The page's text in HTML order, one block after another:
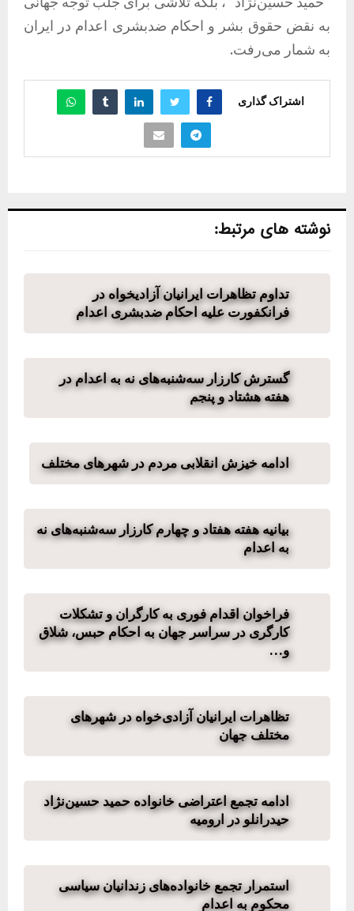
به نقض حقوق بشر و احکام ضدبشری اعدام در ایران
به شمار می‌رفت.
اشتراک گذاری
نوشته های مرتبط:
تداوم تظاهرات ایرانیان آزادیخواه در
فرانکفورت علیه احکام ضدبشری اعدام
گسترش کارزار سه‌شنبه‌های نه به اعدام در
هفته هشتاد و پنجم
ادامه خیزش انقلابی مردم در شهرهای مختلف
بیانیه هفته هفتاد و چهارم کارزار سه‌شنبه‌های نه
به اعدام
فراخوان اقدام فوری به کارگران و تشکلات
کارگری در سراسر جهان به احکام حبس، شلاق
و…
تظاهرات ایرانیان آزادی‌خواه در شهرهای
مختلف جهان
ادامه تجمع اعتراضی خانواده‌ حمید حسین‌نژاد
حیدرانلو در ارومیه
استمرار تجمع خانواده‌های زندانیان سیاسی
محکوم به اعدام